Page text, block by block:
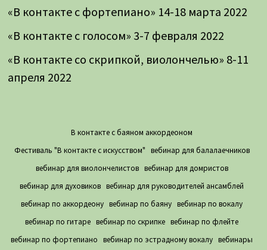
«В контакте с фортепиано» 14-18 марта 2022
«В контакте с голосом» 3-7 февраля 2022
«В контакте со скрипкой, виолончелью» 8-11
апреля 2022
В контакте с баяном аккордеоном
Фестиваль "В контакте с искусством" вебинар для балалаечников
вебинар для виолончелистов вебинар для домристов
вебинар для духовиков вебинар для руководителей ансамблей
вебинар по аккордеону вебинар по баяну вебинар по вокалу
вебинар по гитаре вебинар по скрипке вебинар по флейте
вебинар по фортепиано
вебинар по эстрадному вокалу вебинары